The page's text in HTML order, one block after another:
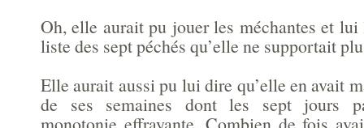
Oh, elle aurait pu jouer les méchantes et
liste des sept péchés qu’elle ne supportait
Elle aurait aussi pu lui dire qu’elle en avait
de ses semaines dont les sept jours